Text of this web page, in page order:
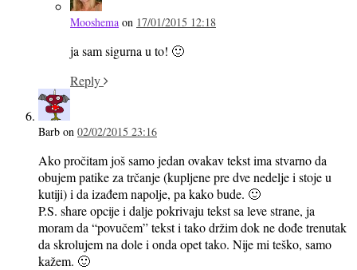
Mooshema on 17/01/2015 12:18
ja sam sigurna u to! 🙂
Reply
Barb on 02/02/2015 23:16
Ako pročitam još samo jedan ovakav tekst ima stvarno da
obujem patike za trčanje (kupljene pre dve nedelje i stoje u
kutiji) i da izađem napolje, pa kako bude. 🙂
P.S. share opcije i dalje pokrivaju tekst sa leve strane, ja
moram da “povučem” tekst i tako držim dok ne dođe trenutak
da skrolujem na dole i onda opet tako. Nije mi teško, samo
kažem. 🙂